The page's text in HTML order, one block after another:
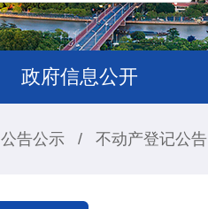
政府信息公开
公告公示 / 不动产登记公告